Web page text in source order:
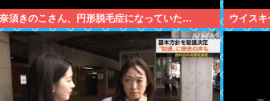
奈須きのこさん、円形脱毛症になっていた… ウイス